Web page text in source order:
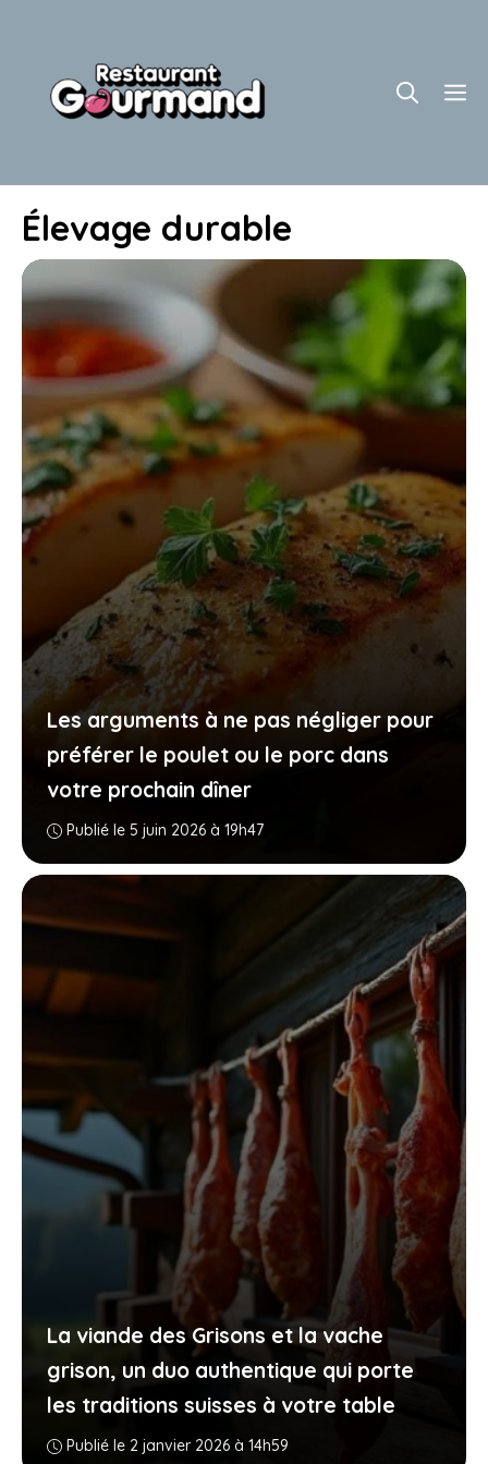
contenu
Élevage durable
Les arguments à ne pas négliger pour
préférer le poulet ou le porc dans
votre prochain dîner
Publié le 5 juin 2026 à 19h47
La viande des Grisons et la vache
grison, un duo authentique qui porte
les traditions suisses à votre table
Publié le 2 janvier 2026 à 14h59